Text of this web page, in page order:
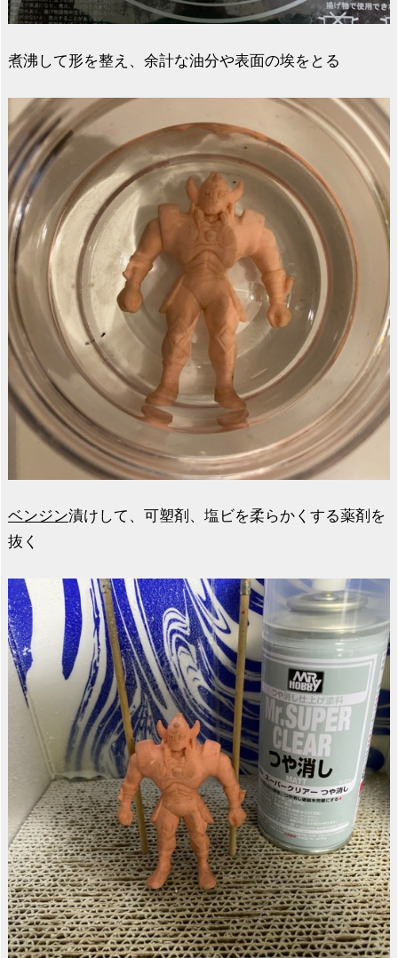
煮沸して形を整え、余計な油分や表面の埃をとる
ベンジン漬けして、可塑剤、塩ビを柔らかくする薬剤を
抜く